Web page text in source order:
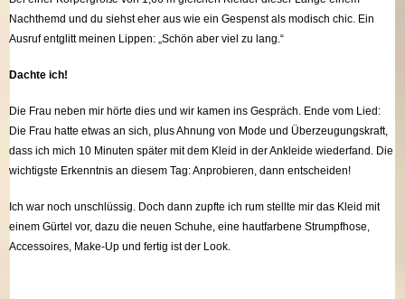
Nachthemd und du siehst eher aus wie ein Gespenst als modisch chic. Ein
Ausruf entglitt meinen Lippen: „Schön aber viel zu lang.“
Dachte ich!
Die Frau neben mir hörte dies und wir kamen ins Gespräch. Ende vom Lied:
Die Frau hatte etwas an sich, plus Ahnung von Mode und Überzeugungskraft,
dass ich mich 10 Minuten später mit dem Kleid in der Ankleide wiederfand. Die
wichtigste Erkenntnis an diesem Tag: Anprobieren, dann entscheiden!
Ich war noch unschlüssig. Doch dann zupfte ich rum stellte mir das Kleid mit
einem Gürtel vor, dazu die neuen Schuhe, eine hautfarbene Strumpfhose,
Accessoires, Make-Up und fertig ist der Look.